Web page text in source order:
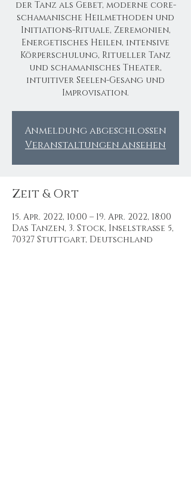
der Tanz als Gebet, moderne core-
schamanische Heilmethoden und
Initiations-Rituale, Zeremonien,
Energetisches Heilen, intensive
Körperschulung, Ritueller Tanz
und schamanisches Theater,
intuitiver Seelen-Gesang und
Improvisation.
Anmeldung abgeschlossen
Veranstaltungen ansehen
Zeit & Ort
15. Apr. 2022, 10:00 – 19. Apr. 2022, 18:00
Das Tanzen, 3. Stock, Inselstraße 5,
70327 Stuttgart, Deutschland